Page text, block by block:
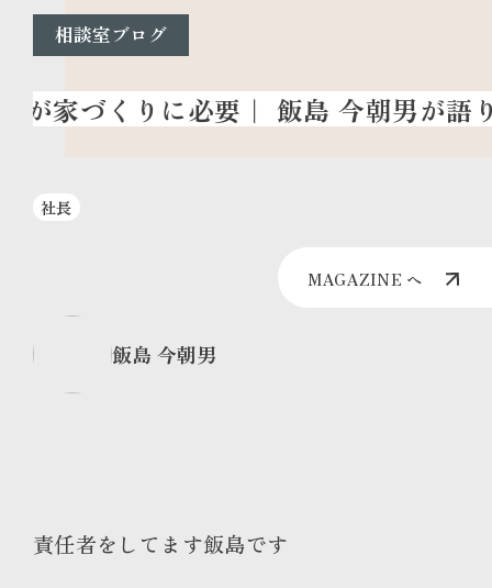
相談室ブログ
社長
MAGAZINE へ
飯島 今朝男
責任者をしてます飯島です